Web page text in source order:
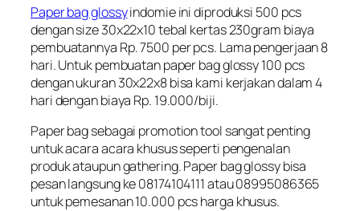
Paper bag glossyindomie ini diproduksi 500 pcs
dengan size 30x22x10 tebal kertas 230gram biaya
pembuatannya Rp. 7500 per pcs. Lama pengerjaan 8
hari. Untuk pembuatan paper bag glossy 100 pcs
dengan ukuran 30x22x8 bisa kami kerjakan dalam 4
hari dengan biaya Rp. 19.000/biji.
Paper bag sebagai promotion tool sangat penting
untuk acara acara khusus seperti pengenalan
produk ataupun gathering. Paper bag glossy bisa
pesan langsung ke 08174104111 atau 08995086365
untuk pemesanan 10.000 pcs harga khusus.